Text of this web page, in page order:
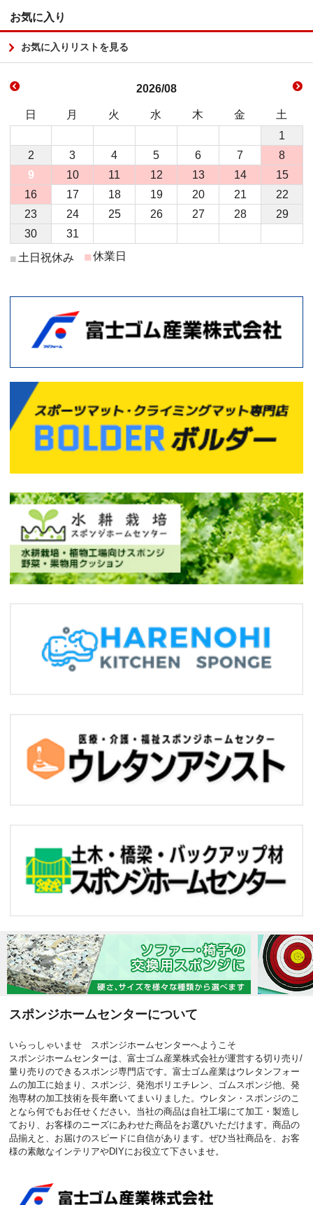
お気に入り
お気に入りリストを見る
2026/08
日 月 火 水 木 金
土
1
2
3 4 5 6 7
8
9
10 11 12 13 14
15
16
17 18 19 20 21
22
23
24 25 26 27 28
29
30
31
■ 土日祝休み ■休業日
スポンジホームセンターについて
いらっしゃいませ スポンジホームセンターへようこそ
スポンジホームセンターは、富士ゴム産業株式会社が運営する切り売り/
量り売りのできるスポンジ専門店です。富士ゴム産業はウレタンフォー
ムの加工に始まり、スポンジ、発泡ポリエチレン、ゴムスポンジ他、発
泡専材の加工技術を長年磨いてまいりました。ウレタン・スポンジのこ
となら何でもお任せください。当社の商品は自社工場にて加工・製造し
ており、お客様のニーズにあわせた商品をお選びいただけます。商品の
品揃えと、お届けのスピードに自信があります。ぜひ当社商品を、お客
様の素敵なインテリアやDIYにお役立て下さいませ。